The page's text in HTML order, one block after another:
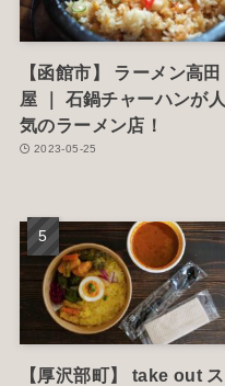
【函館市】 ラーメン高田
屋 ｜ 石鍋チャーハンが人
気のラーメン店！
2023-05-25
【厚沢部町】 take out ス